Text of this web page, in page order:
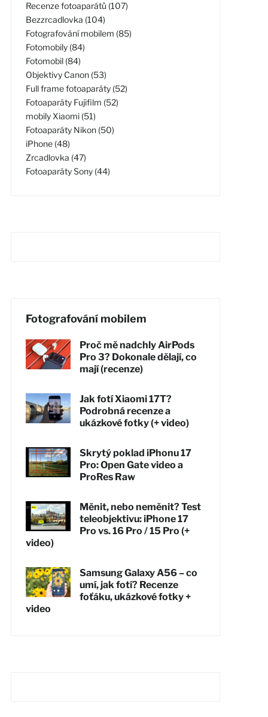
Recenze fotoaparátů (107)
Bezzrcadlovka (104)
Fotografování mobilem (85)
Fotomobily (84)
Fotomobil (84)
Objektivy Canon (53)
Full frame fotoaparáty (52)
Fotoaparáty Fujifilm (52)
mobily Xiaomi (51)
Fotoaparáty Nikon (50)
iPhone (48)
Zrcadlovka (47)
Fotoaparáty Sony (44)
Fotografování mobilem
Proč mě nadchly AirPods
Pro 3? Dokonale dělají, co
mají (recenze)
Jak fotí Xiaomi 17T?
Podrobná recenze a
ukázkové fotky (+ video)
Skrytý poklad iPhonu 17
Pro: Open Gate video a
ProRes Raw
Měnit, nebo neměnit? Test
teleobjektivu: iPhone 17
Pro vs. 16 Pro / 15 Pro (+
video)
Samsung Galaxy A56 – co
umí, jak fotí? Recenze
foťáku, ukázkové fotky +
video